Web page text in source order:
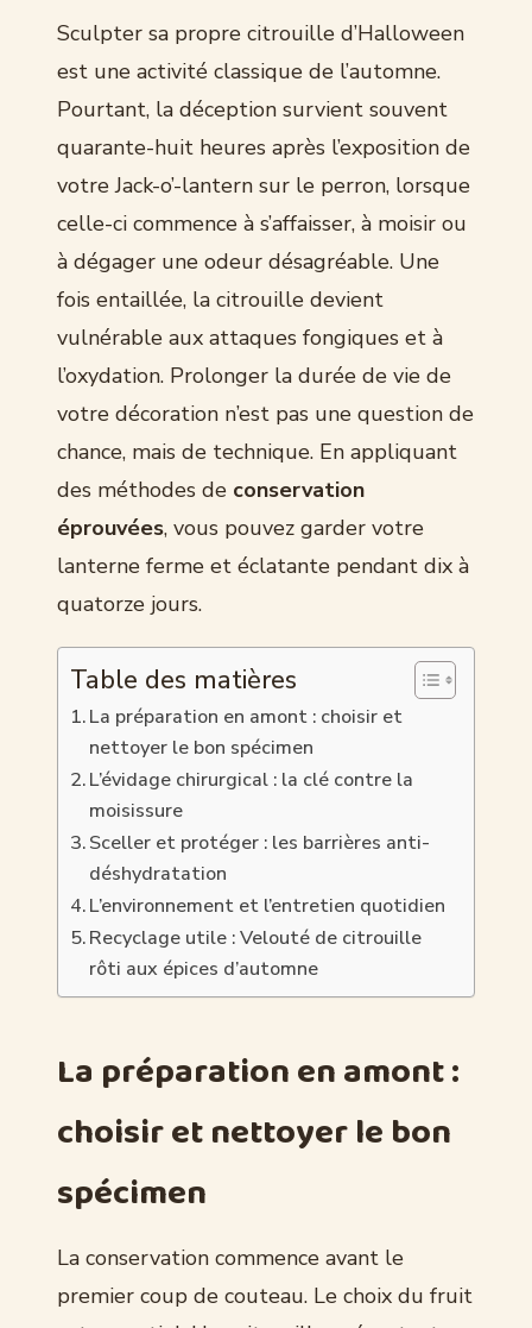
Sculpter sa propre citrouille d’Halloween
est une activité classique de l’automne.
Pourtant, la déception survient souvent
quarante-huit heures après l’exposition de
votre Jack-o’-lantern sur le perron, lorsque
celle-ci commence à s’affaisser, à moisir ou
à dégager une odeur désagréable. Une
fois entaillée, la citrouille devient
vulnérable aux attaques fongiques et à
l’oxydation. Prolonger la durée de vie de
votre décoration n’est pas une question de
chance, mais de technique. En appliquant
des méthodes de conservation
éprouvées, vous pouvez garder votre
lanterne ferme et éclatante pendant dix à
quatorze jours.
Table des matières
La préparation en amont : choisir et
nettoyer le bon spécimen
L’évidage chirurgical : la clé contre la
moisissure
Sceller et protéger : les barrières anti-
déshydratation
L’environnement et l’entretien quotidien
Recyclage utile : Velouté de citrouille
rôti aux épices d’automne
La préparation en amont :
choisir et nettoyer le bon
spécimen
La conservation commence avant le
premier coup de couteau. Le choix du fruit